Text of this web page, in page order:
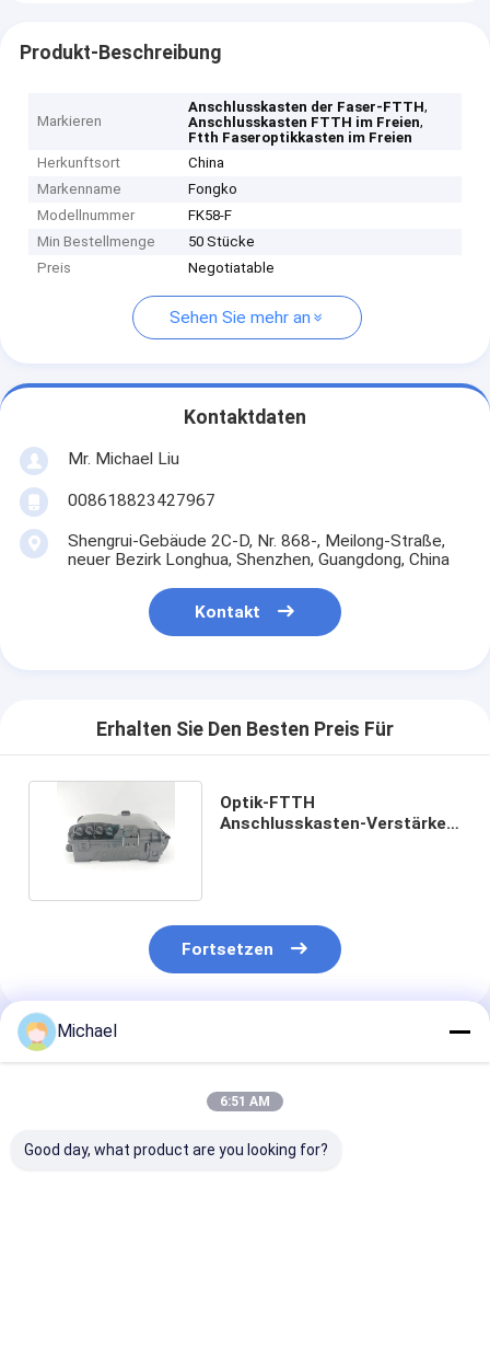
Produkt-Beschreibung
Markieren
Anschlusskasten der Faser-FTTH,
Anschlusskasten FTTH im Freien,
Ftth Faseroptikkasten im Freien
Herkunftsort
China
Markenname
Fongko
Modellnummer
FK58-F
Min Bestellmenge
50 Stücke
Preis
Negotiatable
Sehen Sie mehr an
Kontaktdaten
Mr. Michael Liu
008618823427967
Shengrui-Gebäude 2C-D, Nr. 868-, Meilong-Straße,
neuer Bezirk Longhua, Shenzhen, Guangdong, China
Kontakt
Erhalten Sie Den Besten Preis Für
Optik-FTTH
Anschlusskasten-Verstärken
Fortsetzen
Empfohlene Produkte
Michael
6:51 AM
Good day, what product are you looking for?